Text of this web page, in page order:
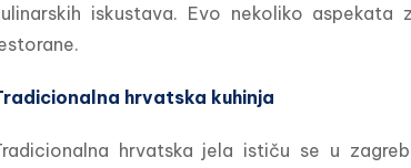
iskustava. Evo nekoliko
hrvatska kuhinja
hrvatska jela ističu se u